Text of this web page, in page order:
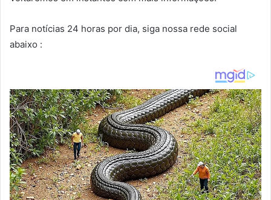
Para notícias 24 horas por dia, siga nossa rede social
abaixo :